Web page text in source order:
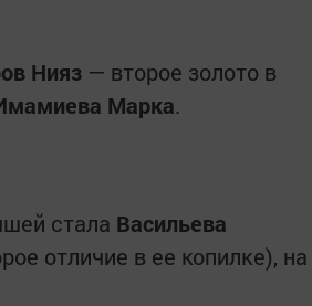
Нияз — второе золото в
Марка.
стала Васильева
отличие в ее копилке), на